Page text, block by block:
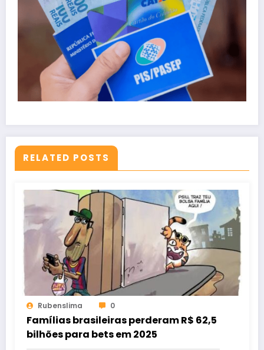
RELATED POSTS
Rubenslima 0
Famílias brasileiras perderam R$ 62,5
bilhões para bets em 2025